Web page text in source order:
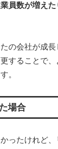
員数が増え
の会社が成
することで
。
場合
ったけれど、